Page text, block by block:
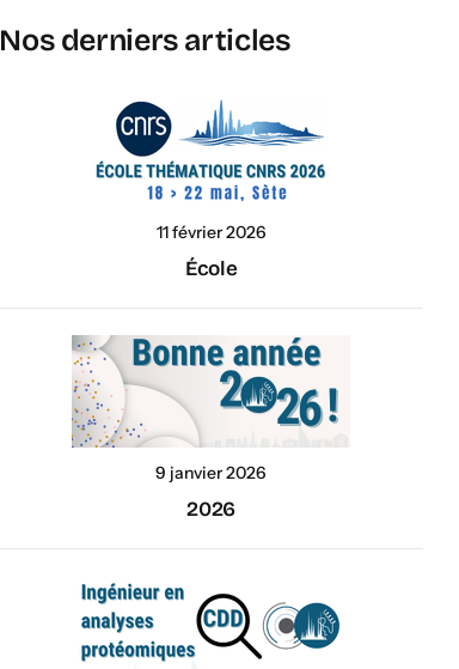
Nos derniers articles
11 février 2026
École
9 janvier 2026
2026